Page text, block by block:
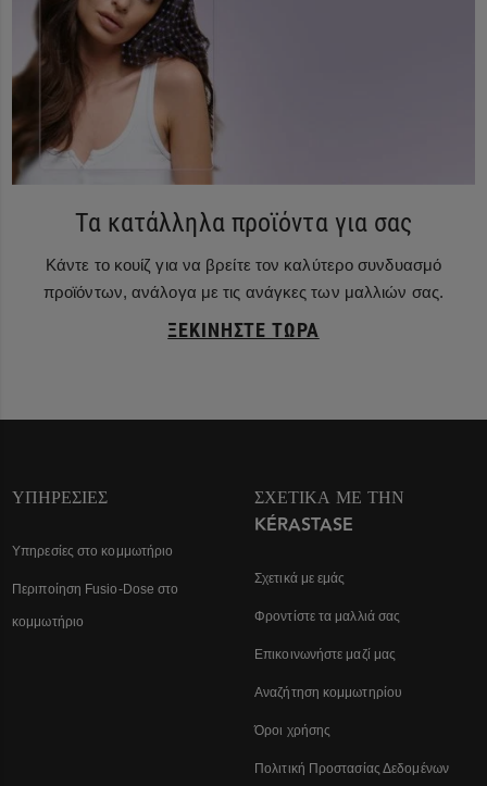
Τα κατάλληλα προϊόντα για σας
Κάντε το κουίζ για να βρείτε τον καλύτερο συνδυασμό
προϊόντων, ανάλογα με τις ανάγκες των μαλλιών σας.
ΞΕΚΙΝΉΣΤΕ ΤΏΡΑ
ΥΠΗΡΕΣΊΕΣ
Υπηρεσίες στο κομμωτήριο
Περιποίηση Fusio-Dose στο
κομμωτήριο
ΣΧΕΤΙΚΆ ΜΕ ΤΗΝ
KÉRASTASE
Σχετικά με εμάς
Φροντίστε τα μαλλιά σας
Επικοινωνήστε μαζί μας
Αναζήτηση κομμωτηρίου
Όροι χρήσης
Πολιτική Προστασίας Δεδομένων